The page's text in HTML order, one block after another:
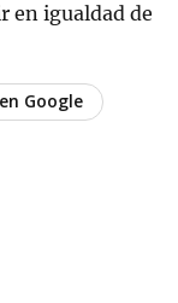
en igualdad de
Google